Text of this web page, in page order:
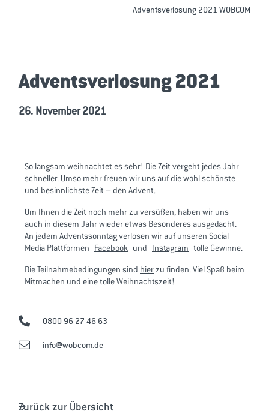
Adventsverlosung 2021
26. November 2021
So langsam weihnachtet es sehr! Die Zeit vergeht jedes Jahr
schneller. Umso mehr freuen wir uns auf die wohl schönste
und besinnlichste Zeit – den Advent.
Um Ihnen die Zeit noch mehr zu versüßen, haben wir uns
auch in diesem Jahr wieder etwas Besonderes ausgedacht.
An jedem Adventssonntag verlosen wir auf unseren Social
Media Plattformen Facebook und Instagram tolle Gewinne.
Die Teilnahmebedingungen sind hierzu finden. Viel Spaß beim
Mitmachen und eine tolle Weihnachtszeit!
0800 96 27 46 63
info@wobcom.de
Zurück zur Übersicht
Adventsverlosung 2021 WOBCOM